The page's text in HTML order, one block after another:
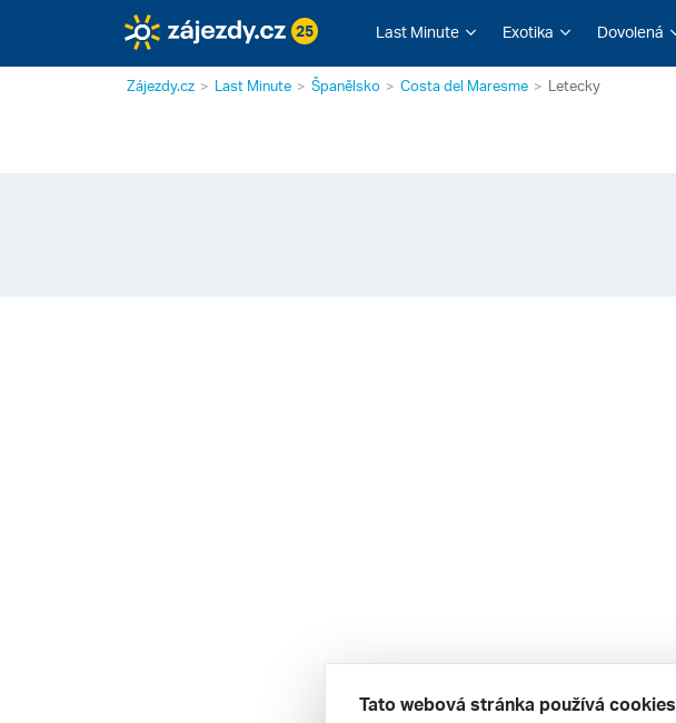
25 Last Minute Exotika Dovolená
Zájezdy.cz Last Minute Španělsko Costa del Maresme Letecky
Tato webová stránka používá cookies